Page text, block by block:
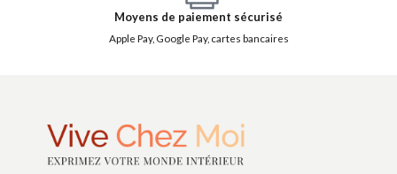
Moyens de paiement sécurisé
Apple Pay, Google Pay, cartes bancaires